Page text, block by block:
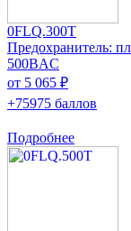
0FLQ.300T
Предохранитель:
500ВAC
от 5 065 ₽
+75975 баллов
Подробнее